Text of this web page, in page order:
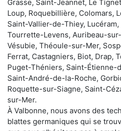
Grasse, Saint-Jeannet, Le
Loup, Roquebillière, Colomars,
Saint-Vallier-de-Thiey,
Tourrette-Levens, Auribeau-
Vésubie, Théoule-sur-Mer,
Ferrat, Castagniers, Biot, Drap,
Puget-Théniers, Saint-Étienne-
Saint-André-de-la-Roche,
Roquette-sur-Siagne, Saint-
sur-Mer.
À Valbonne, nous avons des
blattes germaniques qui se